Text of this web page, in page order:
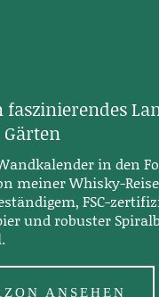
in den
meiner Whisky-
FSC-
und robuster
ANSEHEN